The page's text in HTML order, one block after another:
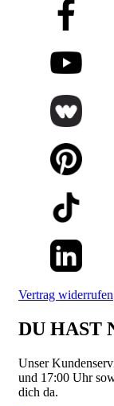
Vertrag widerrufen
DU HAST
Unser
und 17:00 Uhr
dich da.